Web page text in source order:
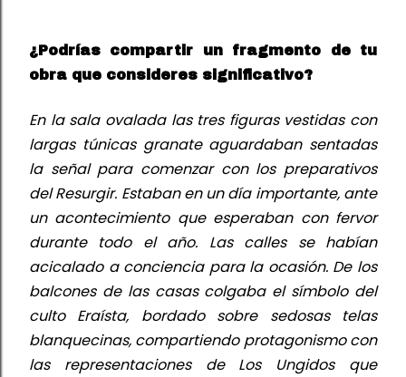
¿Podrías compartir un fragmento de tu
obra que consideres significativo?
En la sala ovalada las tres figuras vestidas con
largas túnicas granate aguardaban sentadas
la señal para comenzar con los preparativos
del Resurgir. Estaban en un día importante, ante
un acontecimiento que esperaban con fervor
durante todo el año. Las calles se habían
acicalado a conciencia para la ocasión. De los
balcones de las casas colgaba el símbolo del
culto Eraísta, bordado sobre sedosas telas
blanquecinas, compartiendo protagonismo con
las representaciones de Los Ungidos que